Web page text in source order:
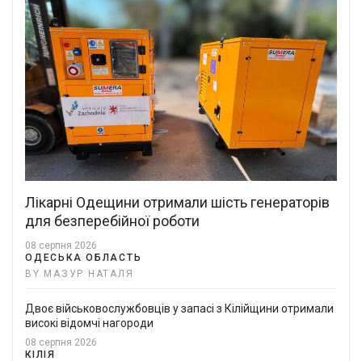
Лікарні Одещини отримали шість генераторів
для безперебійної роботи
08 серпня 2026
ОДЕСЬКА ОБЛАСТЬ
BY МАЗУР НАТАЛЯ
Двоє військовослужбовців у запасі з Кілійщини отримали
високі відомчі нагороди
08 серпня 2026
КІЛІЯ